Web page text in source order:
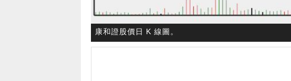
康和證股價日 K 線圖。